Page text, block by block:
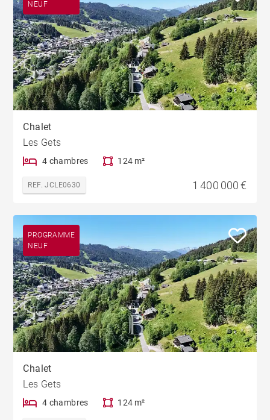
NEUF
Chalet
Les Gets
4 chambres 124 m²
REF. JCLE0630 1 400 000 €
PROGRAMME
NEUF
Chalet
Les Gets
4 chambres 124 m²